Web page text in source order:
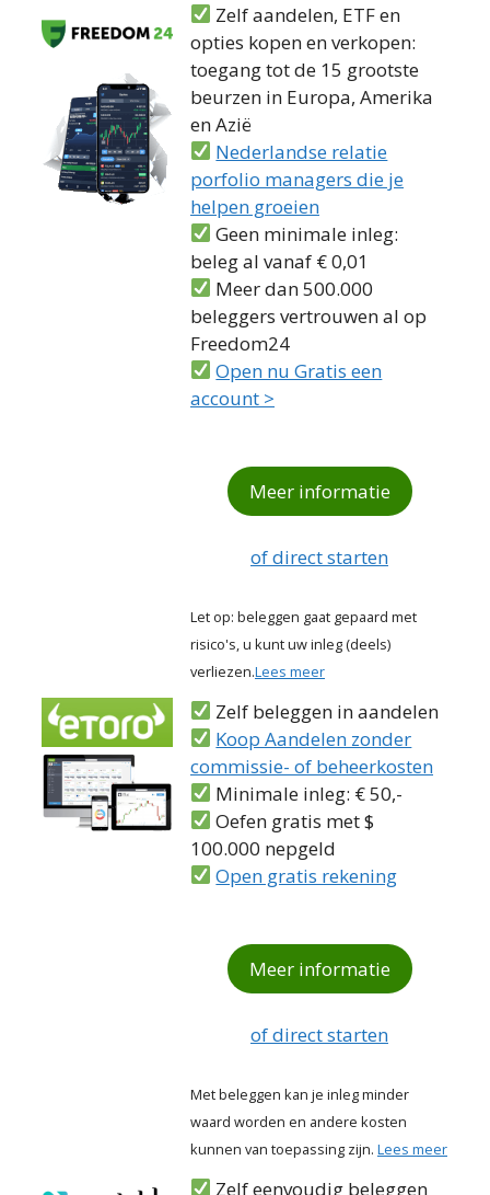
Zelf aandelen, ETF en
opties kopen en verkopen:
toegang tot de 15 grootste
beurzen in Europa, Amerika
en Azië
Nederlandse relatie
porfolio managers die je
helpen groeien
Geen minimale inleg:
beleg al vanaf € 0,01
Meer dan 500.000
beleggers vertrouwen al op
Freedom24
Open nu Gratis een
account >
Meer informatie
of direct starten
Let op: beleggen gaat gepaard met
risico's, u kunt uw inleg (deels)
verliezen.Lees meer
Zelf beleggen in aandelen
Koop Aandelen zonder
commissie- of beheerkosten
Minimale inleg: € 50,-
Oefen gratis met $
100.000 nepgeld
Open gratis rekening
Meer informatie
of direct starten
Met beleggen kan je inleg minder
waard worden en andere kosten
kunnen van toepassing zijn. Lees meer
Zelf eenvoudig beleggen